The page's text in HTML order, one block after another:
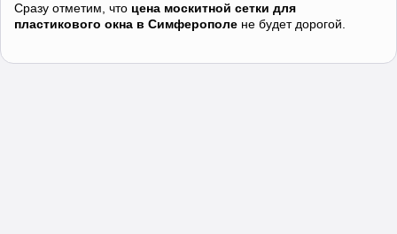
Сразу отметим, что цена москитной сетки для
пластикового окна в Симферополе не будет дорогой.